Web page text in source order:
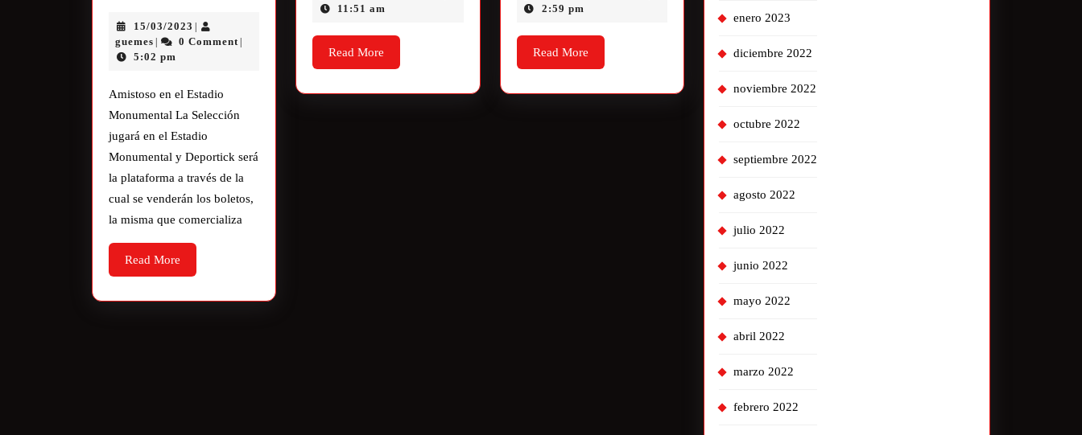
15/03/2023
guemes 0 Comment
5:02 pm
Amistoso en el Estadio
Monumental La Selección
jugará en el Estadio
Monumental y Deportick será
la plataforma a través de la
cual se venderán los boletos,
la misma que comercializa
Read More
11:51 am
Read More
2:59 pm
Read More
enero 2023
diciembre 2022
noviembre 2022
octubre 2022
septiembre 2022
agosto 2022
julio 2022
junio 2022
mayo 2022
abril 2022
marzo 2022
febrero 2022